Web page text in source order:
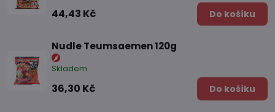
44,43 Kč Do košíku
Nudle Teumsaemen 120g
Skladem
36,30 Kč Do košíku